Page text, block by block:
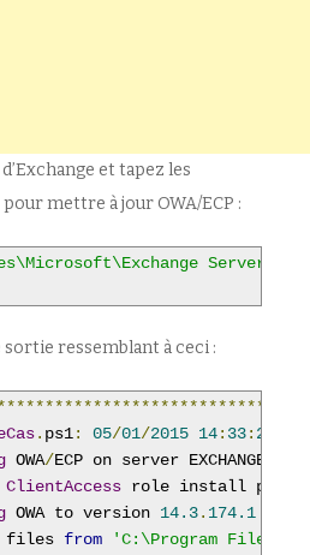
et tapez les
mettre à jour OWA/ECP :
ressemblant à ceci :
. ps1: 05/01/2015 14: 33: 25
OWA/
ClientAccess
OWA to version 14.3. 174.1
files from
'C:\Program